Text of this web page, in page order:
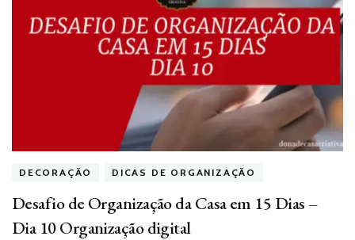
DECORAÇÃO DICAS DE ORGANIZAÇÃO
Desafio de Organização da Casa em 15 Dias –
Dia 10 Organização digital